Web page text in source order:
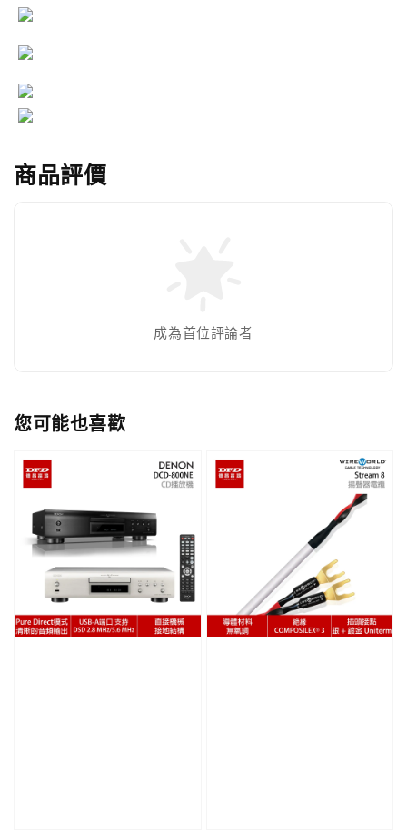
商品評價
成為首位評論者
您可能也喜歡